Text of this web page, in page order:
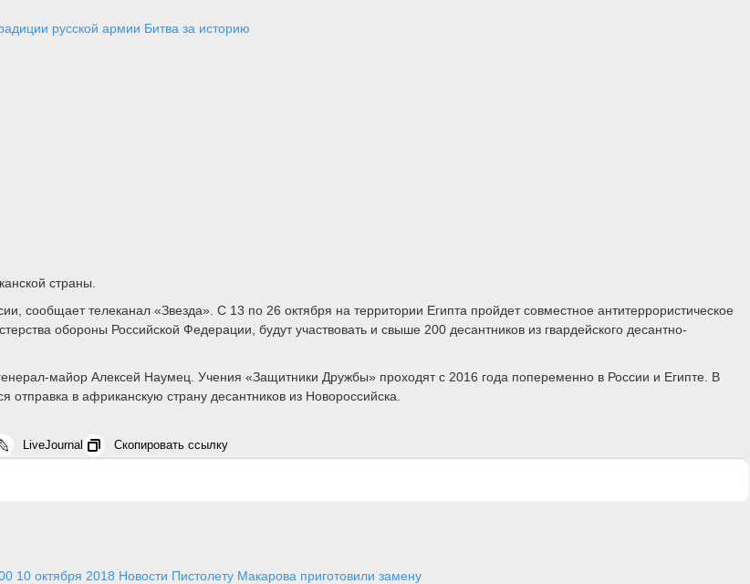
русской армии Битва за историю
страны.
сообщает телеканал «Звезда». С 13 по 26 октября на территории Египта пройдет совместное антитеррористическое
обороны Российской Федерации, будут участвовать и свыше 200 десантников из гвардейского десантно-
майор Алексей Наумец. Учения «Защитники Дружбы» проходят с 2016 года попеременно в России и Египте. В
в африканскую страну десантников из Новороссийска.
LiveJournal Скопировать ссылку
10 октября 2018 Новости Пистолету Макарова приготовили замену